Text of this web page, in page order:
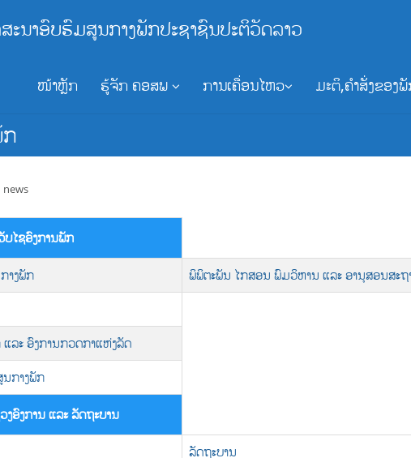
ສະນາອົບຮົມສູນກາງພັກປະຊາຊົນປະຕິວັດລາວ
ໜ້າຫຼັກ ຮູ້ຈັກ ຄອສພ ການເຄື່ອນໄຫວ ມະຕິ,ຄຳສັ່ງຂອງ
news
ບໄຊອົງການພັກ
າງພັກ
ພິພິຕະພັນ ໄກສອນ ພົມວິຫານ ແລະ ອານຸສອນສະຖ
ລະ ອົງການກວດກາແຫ່ງລັດ
ນກາງພັກ
ງອົງການ ແລະ ລັດຖະບານ
ລັດຖະບານ